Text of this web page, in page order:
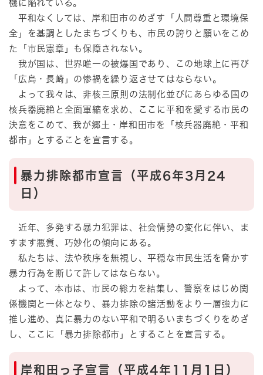
機に陥れている。
平和なくしては、岸和田市のめざす「人間尊重と環境保
全」を基調としたまちづくりも、市民の誇りと願いをこめ
た「市民憲章」も保障されない。
我が国は、世界唯一の被爆国であり、この地球上に再び
「広島・長崎」の惨禍を繰り返させてはならない。
よって我々は、非核三原則の法制化並びにあらゆる国の
核兵器廃絶と全面軍縮を求め、ここに平和を愛する市民の
決意をこめて、我が郷土・岸和田市を「核兵器廃絶・平和
都市」とすることを宣言する。
暴力排除都市宣言（平成6年3月24
日）
近年、多発する暴力犯罪は、社会情勢の変化に伴い、ま
すます悪質、巧妙化の傾向にある。
私たちは、法や秩序を無視し、平穏な市民生活を脅かす
暴力行為を断じて許してはならない。
よって、本市は、市民の総力を結集し、警察をはじめ関
係機関と一体となり、暴力排除の諸活動をより一層強力に
推し進め、真に暴力のない平和で明るいまちづくりをめざ
し、ここに「暴力排除都市」とすることを宣言する。
岸和田っ子宣言（平成4年11月1日）